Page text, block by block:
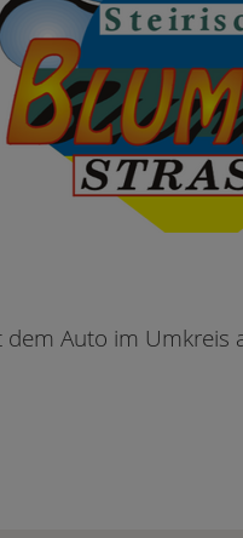
Auto im Umkreis